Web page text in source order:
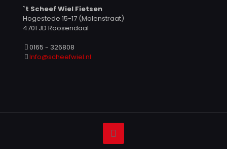
`t Scheef Wiel Fietsen
Hogestede 15-17 (Molenstraat)
4701 JD Roosendaal
0165 - 326808
Info@scheefwiel.nl